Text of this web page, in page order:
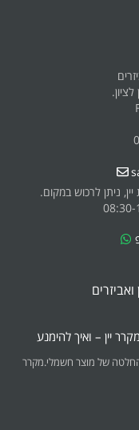
יין, ניתן לרכוש במקום.
יין – ואיך להימנע
החלטה של מוצר חשמלי.מקרר